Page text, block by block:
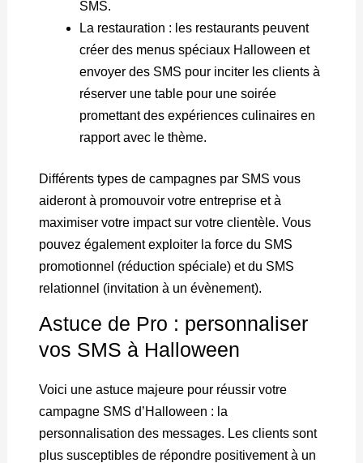
SMS.
La restauration : les restaurants peuvent
créer des menus spéciaux Halloween et
envoyer des SMS pour inciter les clients à
réserver une table pour une soirée
promettant des expériences culinaires en
rapport avec le thème.
Différents types de campagnes par SMS vous
aideront à promouvoir votre entreprise et à
maximiser votre impact sur votre clientèle. Vous
pouvez également exploiter la force du SMS
promotionnel (réduction spéciale) et du SMS
relationnel (invitation à un évènement).
Astuce de Pro : personnaliser
vos SMS à Halloween
Voici une astuce majeure pour réussir votre
campagne SMS d’Halloween : la
personnalisation des messages. Les clients sont
plus susceptibles de répondre positivement à un